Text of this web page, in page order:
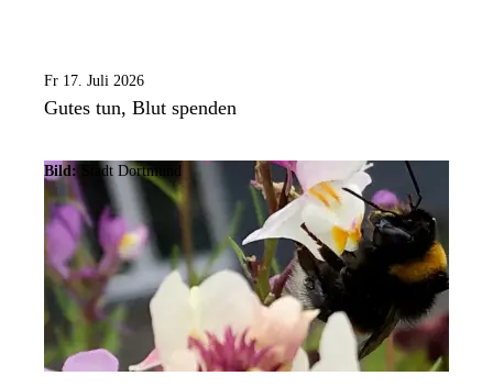
Fr 17. Juli 2026
Gutes tun, Blut spenden
Bild: Stadt Dortmund